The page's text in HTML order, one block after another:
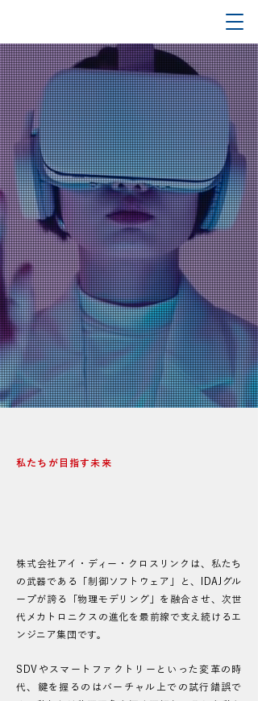
物理と制御を融合し、
進化を加速させるエンジニア集団
​株式会社アイ・ディー・クロスリンク
​私たちが目指す未来
株式会社アイ・ディー・クロスリンクは、私たち
の武器である「制御ソフトウェア」と、IDAJグル
ープが誇る「物理モデリング」を融合させ、次世
代メカトロニクスの進化を最前線で支え続けるエ
ンジニア集団です。
SDVやスマートファクトリーといった変革の時
代、鍵を握るのはバーチャル上での試行錯誤で